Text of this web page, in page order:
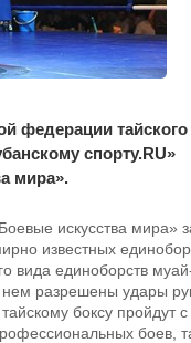
федерации тайского
спорту.RU»
мира».
искусства мира»
известных
вида единоборств
нем разрешены удары
боксу пройдут
боев,